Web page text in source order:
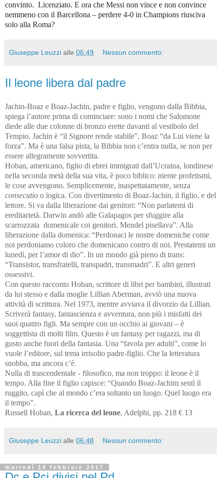
convinto. Licenziato. E ora che Messi non vince e non convince
nemmeno con il Barcellona – perdere 4-0 in Champions riusciva
solo alla Roma?
Giuseppe Leuzzi alle 06:49 Nessun commento:
Il leone libera dal padre
Jachin-Boaz e Boaz-Jachin, padre e figlio, vengono dalla Bibbia,
spiega l’autore prima di cominciare: sono i nomi che Salomone
diede alle due colonne di bronzo erette davanti al vestibolo del
Tempio. Jachin è “il Signore rende stabile”, Boaz “da Lui viene la
forza”. Ma è una falsa pista, la Bibbia non c’entra nulla, se non per
essere allegramente sovvertita.
Hoban, americano, figlio di ebrei immigrati dall’Ucraina, londinese
nella seconda metà della sua vita, è poco biblico: niente profetismi,
le cose avvengono. Semplicemente, inaspettatamente, senza
consecutio o logica. Con divertimento di Boaz-Jachin, il figlio, e del
lettore. Si va dalla liberazione dai genitori: “Non parlatemi di
ereditarietà. Darwin andò alle Galapagos per sfuggire alla
scarrozzata domenicale coi genitori. Mendel pisellava”. Alla
liberazione dalla domenica: “Perdonaci le nostre domeniche come
noi perdoniamo coloro che domenicano contro di noi. Prestatemi un
lunedì, per l’amor di dio”. In un mondo già pieno di trans:
“Transistor, transfratelli, transpadri, transmadri”. E altri generi
ossessivi.
Con questo racconto Hoban, scrittore di libri per bambini, illustrati
da lui stesso e dalla moglie Lillian Aberman, avviò una nuova
attività di scrittura. Nel 1973, mentre avviava il divorzio da Lillian.
Scriverà fantasy, fantascienza e avventura, non più i misfatti dei
suoi quattro figli. Ma sempre con un occhio ai giovani – è
soggettista di molti film. Questo è un fantasy per ragazzi, ma di
gusto anche fuori della fantasia. Una “favola per adulti”, come lo
vuole l’editore, sul tema irrisolto padre-figlio. Che la letteratura
snobba, ma ancora c’è.
Nulla di trascendentale - filosofico, ma non troppo: il leone è il
tempo. Alla fine il figlio capisce: “Quando Boaz-Jachim sentì il
ruggito, capì che al mondo c’era soltanto un luogo. Quel luogo era
il tempo”.
Russell Hoban, La ricerca del leone, Adelphi, pp. 218 € 13
Giuseppe Leuzzi alle 06:48 Nessun commento:
martedì 14 febbraio 2017